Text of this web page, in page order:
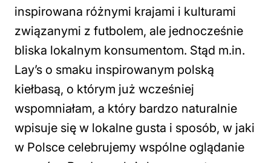
inspirowana różnymi krajami i kulturami
związanymi z futbolem, ale jednocześnie
bliska lokalnym konsumentom. Stąd m.in.
Lay’s o smaku inspirowanym polską
kiełbasą, o którym już wcześniej
wspomniałam, a który bardzo naturalnie
wpisuje się w lokalne gusta i sposób, w jaki
w Polsce celebrujemy wspólne oglądanie